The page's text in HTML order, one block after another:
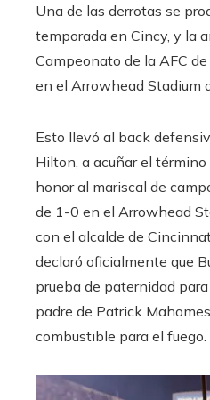
Una de las derrotas se
temporada en Cincy, y la
Campeonato de la AFC
en el Arrowhead Stadium
Esto llevó al back
Hilton, a acuñar el término
honor al mariscal de
de 1-0 en el Arrowhead
con el alcalde de
declaró oficialmente que
prueba de paternidad
padre de Patrick
combustible para el fuego.